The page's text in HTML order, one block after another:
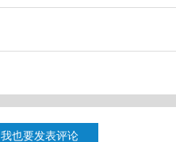
我也要发表评论